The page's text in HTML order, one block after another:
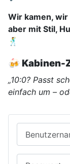
Wir kamen,
aber mit Stil,
🕺
🍻 Kabinen-
„10:0? Passt
einfach um –